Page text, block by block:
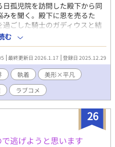
孤児院を訪問した殿下から同
を聞く。殿下に恩を売るた
ごした騎士のガディウスと結
ガディウスが苦手だったヘズ
を知り惹かれ始める。勇気を
告げ本当の夫婦になろうとした
ほどに冷え切っていた。 「ヘ
ってたのに」 まあ、へズが
の地を這う様な言葉が耳に入
唇を奪われていた。 ぼ、僕
薄攻め×抜けてる努力家
た。
R18には☆を付けてま
む
最終更新日 2026.1.17 登録日 2025.12.29
執着
美形×平凡
ラブコメ
26
逃げようと思います